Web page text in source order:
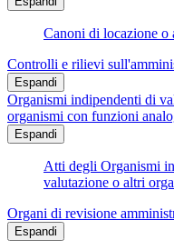
Canoni di locazione o
Controlli e rilievi
Espandi
Organismi indipendenti di
organismi con funzioni
Espandi
Atti degli Organismi
valutazione o altri
Organi di revisione
Espandi